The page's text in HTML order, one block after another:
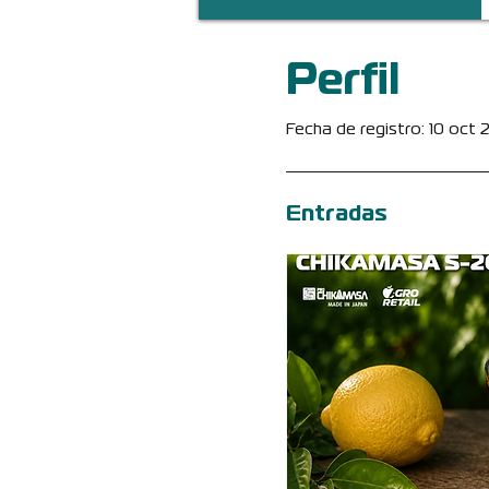
Perfil
Fecha de registro: 10 oct
Entradas